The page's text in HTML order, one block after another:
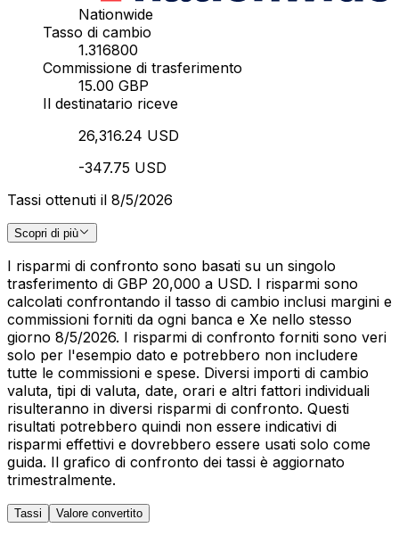
Nationwide
Tasso di cambio
1.316800
Commissione di trasferimento
15.00 GBP
Il destinatario riceve
26,316.24 USD
-347.75 USD
Tassi ottenuti il 8/5/2026
Scopri di più
I risparmi di confronto sono basati su un singolo
trasferimento di GBP 20,000 a USD. I risparmi sono
calcolati confrontando il tasso di cambio inclusi margini e
commissioni forniti da ogni banca e Xe nello stesso
giorno 8/5/2026. I risparmi di confronto forniti sono veri
solo per l'esempio dato e potrebbero non includere
tutte le commissioni e spese. Diversi importi di cambio
valuta, tipi di valuta, date, orari e altri fattori individuali
risulteranno in diversi risparmi di confronto. Questi
risultati potrebbero quindi non essere indicativi di
risparmi effettivi e dovrebbero essere usati solo come
guida. Il grafico di confronto dei tassi è aggiornato
trimestralmente.
Tassi Valore convertito